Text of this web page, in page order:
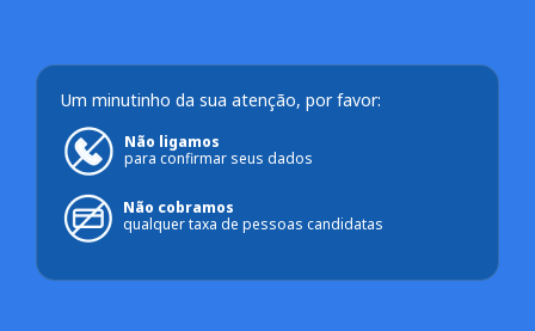
Um minutinho da sua atenção, por favor:
Não ligamos
para confirmar seus dados
Não cobramos
qualquer taxa de pessoas candidatas